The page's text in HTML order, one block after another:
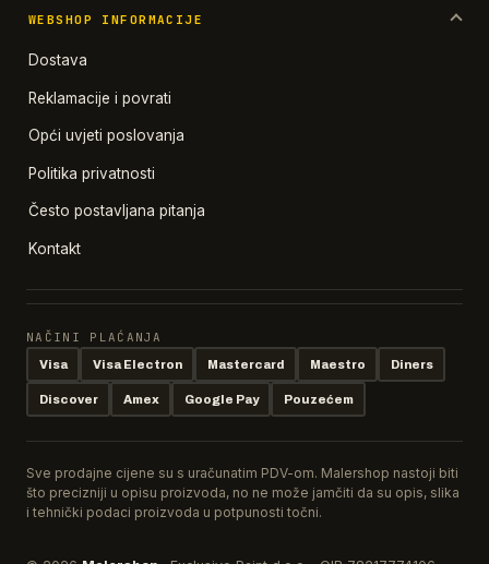
WEBSHOP INFORMACIJE
Dostava
Reklamacije i povrati
Opći uvjeti poslovanja
Politika privatnosti
Često postavljana pitanja
Kontakt
NAČINI PLAĆANJA
Visa Visa Electron Mastercard Maestro Diners
Discover Amex Google Pay Pouzećem
Sve prodajne cijene su s uračunatim PDV-om. Malershop nastoji biti
što precizniji u opisu proizvoda, no ne može jamčiti da su opis, slika
i tehnički podaci proizvoda u potpunosti točni.